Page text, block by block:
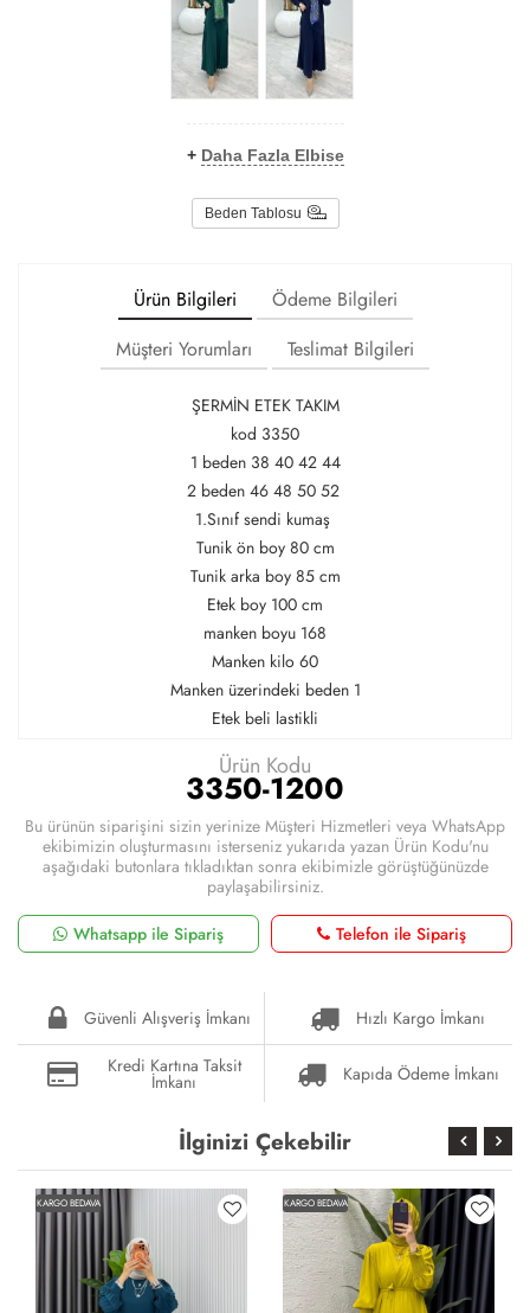
+ Daha Fazla Elbise
Beden Tablosu
Ürün Bilgileri
Ödeme Bilgileri
Müşteri Yorumları
Teslimat Bilgileri
ŞERMİN ETEK TAKIM
kod 3350
1 beden 38 40 42 44
2 beden 46 48 50 52
1.Sınıf sendi kumaş
Tunik ön boy 80 cm
Tunik arka boy 85 cm
Etek boy 100 cm
manken boyu 168
Manken kilo 60
Manken üzerindeki beden 1
Etek beli lastikli
Ürün Kodu
3350-1200
Bu ürünün siparişini sizin yerinize Müşteri Hizmetleri veya WhatsApp
ekibimizin oluşturmasını isterseniz yukarıda yazan Ürün Kodu'nu
aşağıdaki butonlara tıkladıktan sonra ekibimizle görüştüğünüzde
paylaşabilirsiniz.
Whatsapp ile Sipariş
Telefon ile Sipariş
Güvenli Alışveriş İmkanı
Hızlı Kargo İmkanı
Kredi Kartına Taksit
İmkanı Kapıda Ödeme İmkanı
İlginizi Çekebilir
KARGO BEDAVA KARGO BEDAVA